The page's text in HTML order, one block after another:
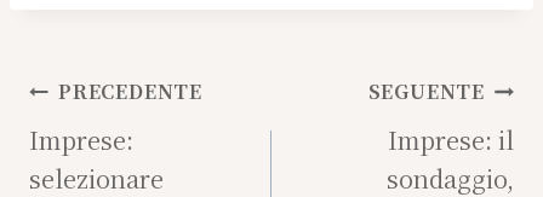
Navigazione
articoli
PRECEDENTE
Imprese:
selezionare
SEGUENTE
Imprese: il
sondaggio,